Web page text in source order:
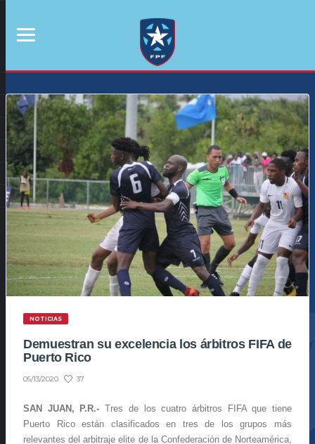
NOTICIAS
Demuestran su excelencia los árbitros FIFA de
Puerto Rico
05/13/2020 37
SAN JUAN, P.R.- Tres de los cuatro árbitros FIFA que tiene
Puerto Rico están clasificados en tres de los grupos más
relevantes del arbitraje elite de la Confederación de Norteamérica,